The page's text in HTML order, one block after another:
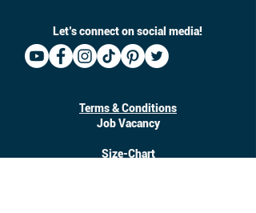
Let’s connect on social media!
Terms & Conditions
Job Vacancy
Size-Chart